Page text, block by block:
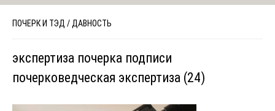
ПОЧЕРК И ТЭД /ДАВНОСТЬ
экспертиза почерка подписи
почерковедческая экспертиза (24)